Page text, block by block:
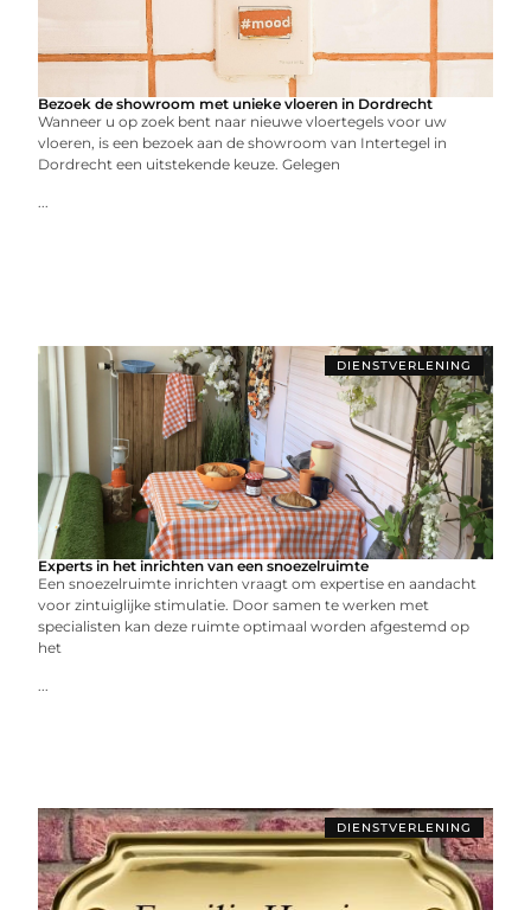
Bezoek de showroom met unieke vloeren in Dordrecht
Wanneer u op zoek bent naar nieuwe vloertegels voor uw
vloeren, is een bezoek aan de showroom van Intertegel in
Dordrecht een uitstekende keuze. Gelegen
...
DIENSTVERLENING
Experts in het inrichten van een snoezelruimte
Een snoezelruimte inrichten vraagt om expertise en aandacht
voor zintuiglijke stimulatie. Door samen te werken met
specialisten kan deze ruimte optimaal worden afgestemd op
het
...
DIENSTVERLENING